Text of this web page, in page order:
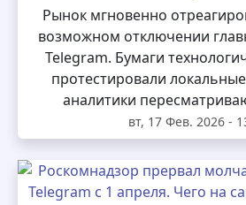
Рынок мгновенно
возможном отключении
Telegram. Бумаги
протестировали
аналитики
вт, 17 Фев. 2026 -